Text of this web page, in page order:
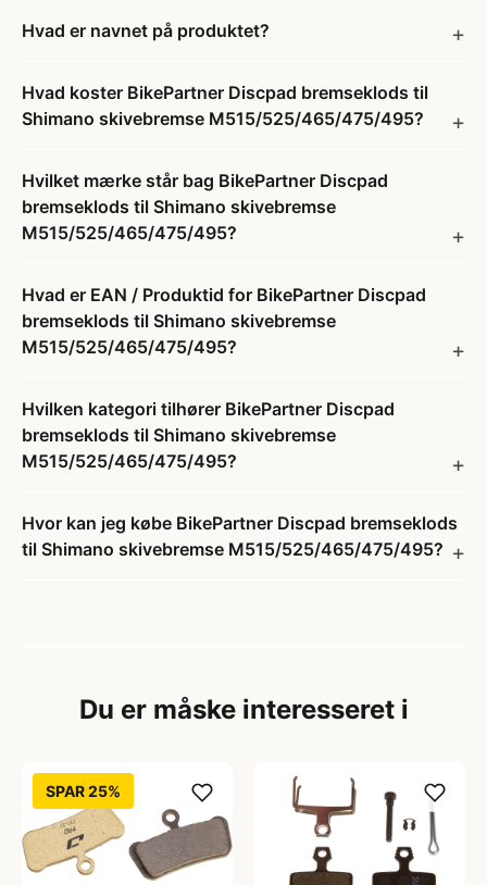
Hvad er navnet på produktet?
Hvad koster BikePartner Discpad bremseklods til
Shimano skivebremse M515/525/465/475/495?
Hvilket mærke står bag BikePartner Discpad
bremseklods til Shimano skivebremse
M515/525/465/475/495?
Hvad er EAN / Produktid for BikePartner Discpad
bremseklods til Shimano skivebremse
M515/525/465/475/495?
Hvilken kategori tilhører BikePartner Discpad
bremseklods til Shimano skivebremse
M515/525/465/475/495?
Hvor kan jeg købe BikePartner Discpad bremseklods
til Shimano skivebremse M515/525/465/475/495?
Du er måske interesseret i
SPAR 25%